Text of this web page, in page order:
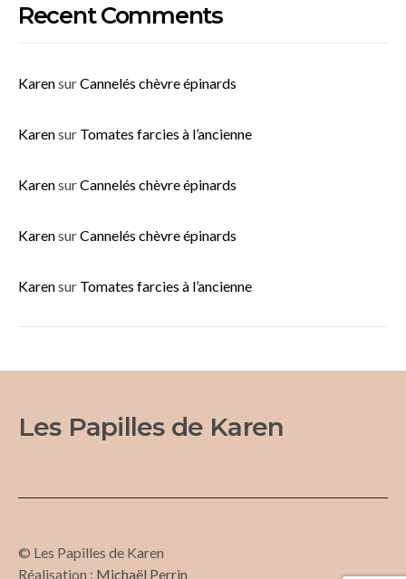
Recent Comments
KarensurCannelés chèvre épinards
Karensur Tomates farcies à l’ancienne
KarensurCannelés chèvre épinards
KarensurCannelés chèvre épinards
Karensur Tomates farcies à l’ancienne
Les Papilles de Karen
© Les Papilles de Karen
Réalisation : Michaël Perrin